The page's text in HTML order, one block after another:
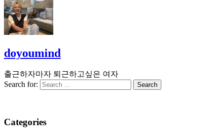
doyoumind
출근하자마자 퇴근하고싶은 여자
Search for:
Categories